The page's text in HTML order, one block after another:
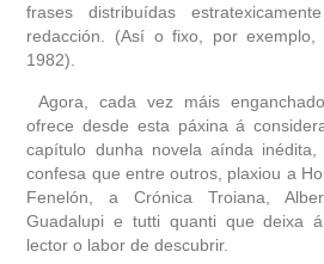
frases distribuídas
redacción. (Así o fixo, por exemplo,
1982).
Agora, cada vez máis
ofrece desde esta páxina á
capítulo dunha novela aínda inédita,
confesa que entre outros, plaxiou a
Fenelón, a Crónica Troiana,
Guadalupi e tutti quanti que deixa
lector o labor de descubrir.